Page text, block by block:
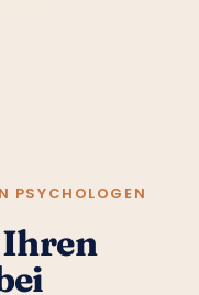
PSYCHOLOGEN
Ihren